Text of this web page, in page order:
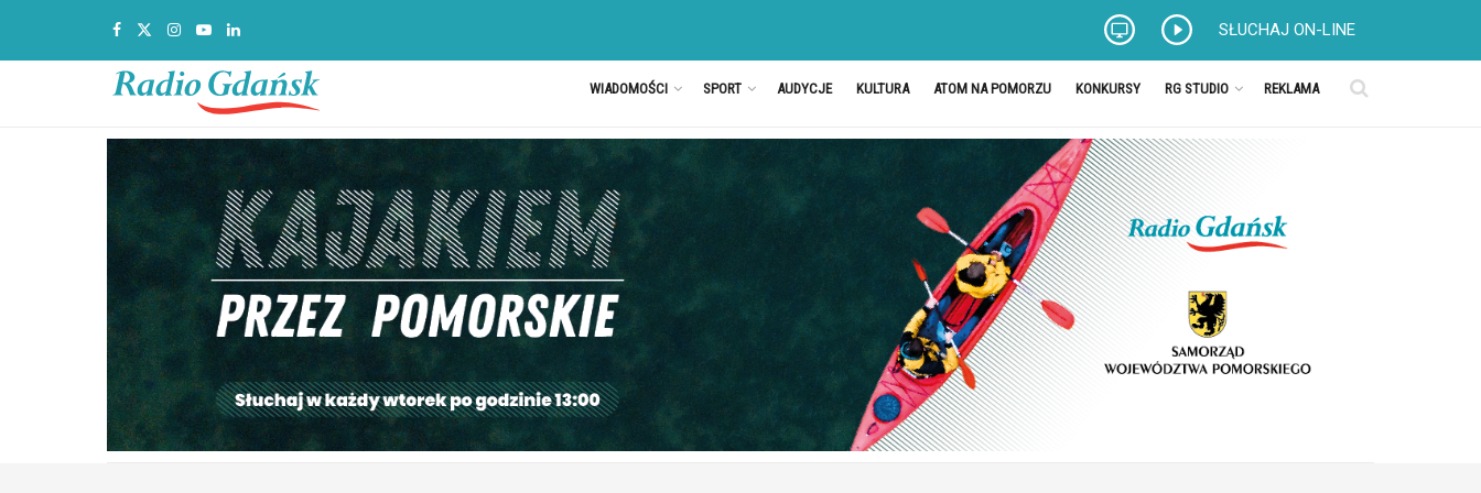
SŁUCHAJ ON-LINE
WIADOMOŚCI SPORT AUDYCJE KULTURA ATOM NA POMORZU KONKURSY RG STUDIO REKLAMA